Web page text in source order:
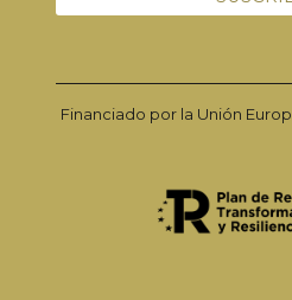
Financiado por la Unión